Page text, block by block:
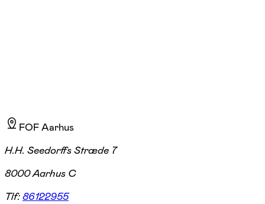
FOF Aarhus
H.H. Seedorffs Stræde 7
8000 Aarhus C
Tlf:86122955